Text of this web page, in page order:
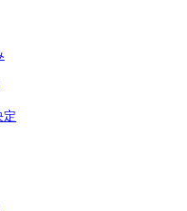
定